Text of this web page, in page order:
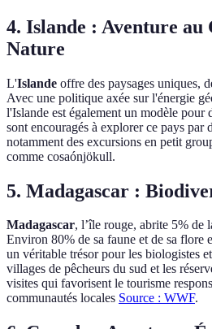
4. Islande : Aventure au
Nature
L'Islande offre des paysages uniques,
Avec une politique axée sur l'énergie
l'Islande est également un modèle pour
sont encouragés à explorer ce pays par
notamment des excursions en petit
comme cosaónjökull.
5. Madagascar :
Madagascar, l’île rouge, abrite 5% de
Environ 80% de sa faune et de sa flore
un véritable trésor pour les biologistes
villages de pêcheurs du sud et les
visites qui favorisent le tourisme
communautés locales Source : WWF.